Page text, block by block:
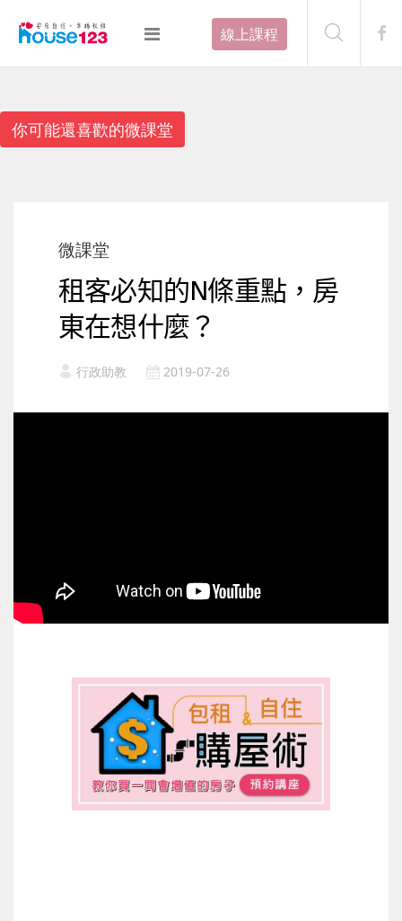
線上課程
你可能還喜歡的微課堂
微課堂
租客必知的N條重點，房
東在想什麼？
行政助教 2019-07-26